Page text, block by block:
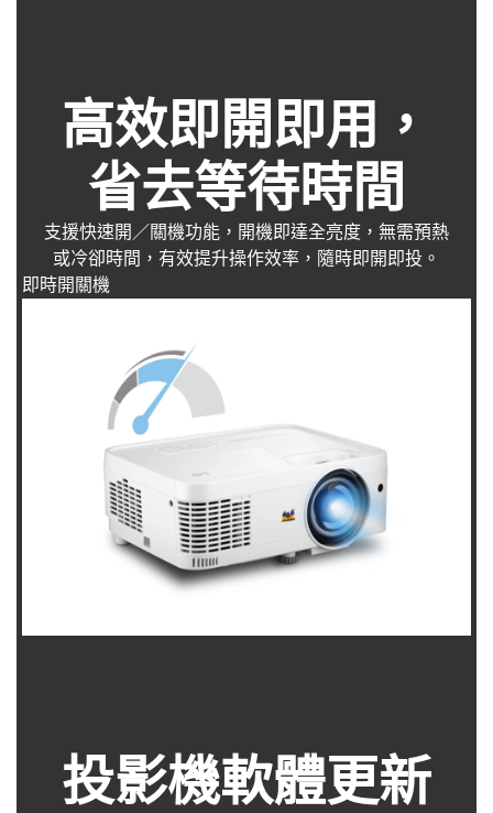
高效即開即用，
省去等待時間
支援快速開／關機功能，開機即達全亮度，無需預熱
或冷卻時間，有效提升操作效率，隨時即開即投。
即時開關機
投影機軟體更新